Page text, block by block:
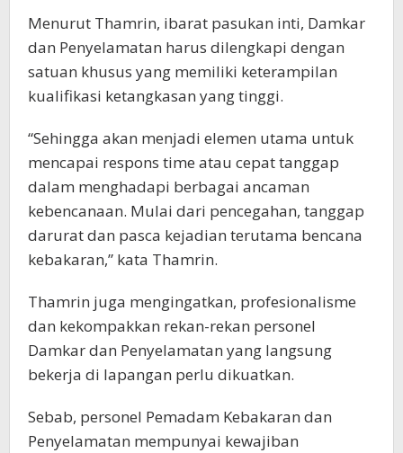
Menurut Thamrin, ibarat pasukan inti, Damkar
dan Penyelamatan harus dilengkapi dengan
satuan khusus yang memiliki keterampilan
kualifikasi ketangkasan yang tinggi.
“Sehingga akan menjadi elemen utama untuk
mencapai respons time atau cepat tanggap
dalam menghadapi berbagai ancaman
kebencanaan. Mulai dari pencegahan, tanggap
darurat dan pasca kejadian terutama bencana
kebakaran,” kata Thamrin.
Thamrin juga mengingatkan, profesionalisme
dan kekompakkan rekan-rekan personel
Damkar dan Penyelamatan yang langsung
bekerja di lapangan perlu dikuatkan.
Sebab, personel Pemadam Kebakaran dan
Penyelamatan mempunyai kewajiban